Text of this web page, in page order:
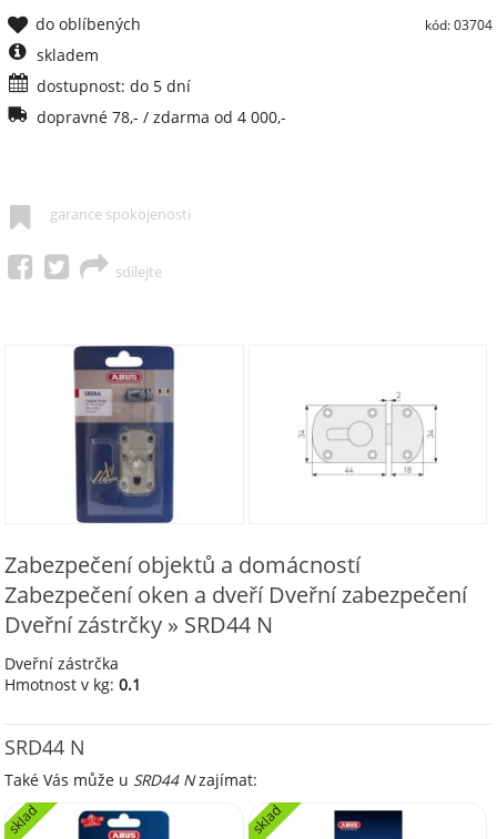
kód: 03704
do oblíbených
skladem
dostupnost: do 5 dní
dopravné 78,- / zdarma od 4 000,-
garance spokojenosti
sdílejte
Zabezpečení objektů a domácností
Zabezpečení oken a dveří Dveřní zabezpečení
Dveřní zástrčky » SRD44 N
Dveřní zástrčka
Hmotnost v kg:0.1
SRD44 N
Také Vás může u SRD44 Nzajímat:
sklad sklad